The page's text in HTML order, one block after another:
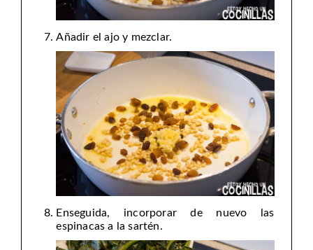
Añadir el ajo y mezclar.
Enseguida, incorporar de nuevo las
espinacas a la sartén.